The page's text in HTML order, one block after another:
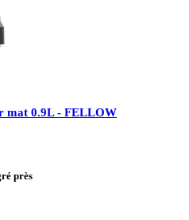
mat 0.9L - FELLOW
près